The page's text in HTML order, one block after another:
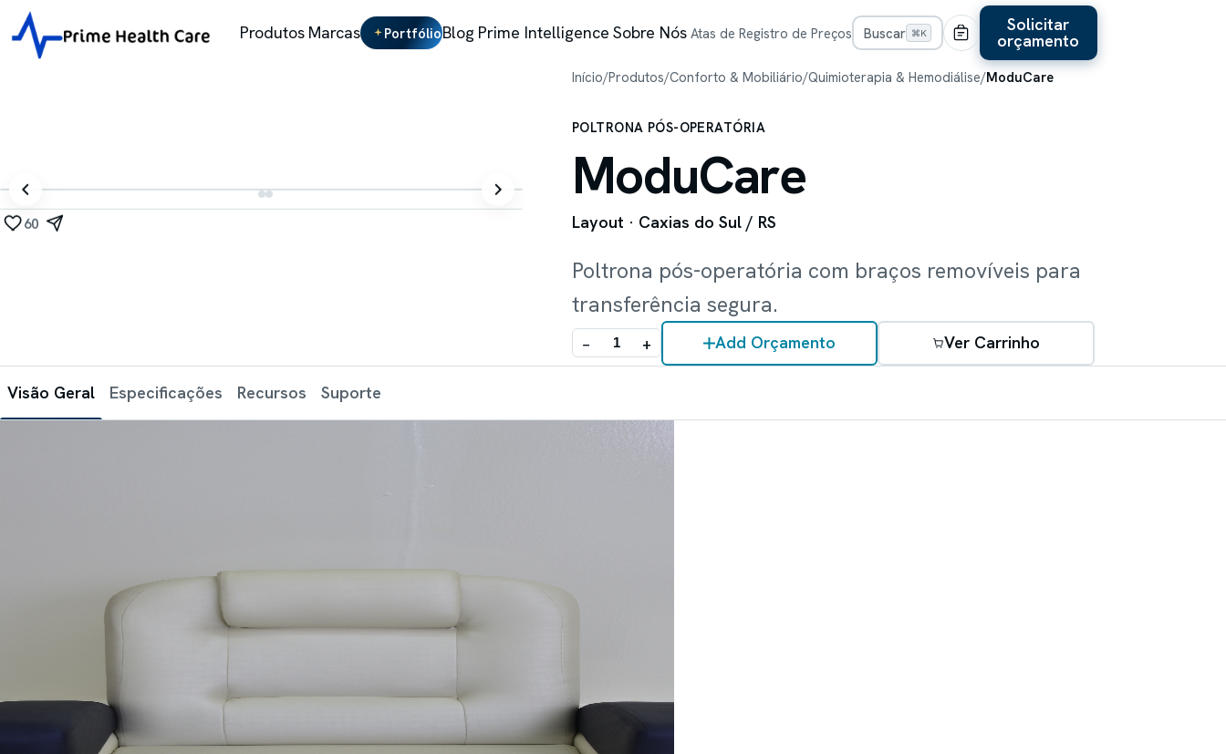
Produtos Marcas PortfólioBlog Prime Intelligence Sobre Nós Atas de Registro de Preços Buscar ⌘K Solicitar
orçamento
60
Início/Produtos/Conforto & Mobiliário/Quimioterapia & Hemodiálise/ModuCare
POLTRONA PÓS-OPERATÓRIA
ModuCare
Layout · Caxias do Sul / RS
Poltrona pós-operatória com braços removíveis para
transferência segura.
− + Add Orçamento Ver Carrinho
Visão Geral Especificações Recursos Suporte